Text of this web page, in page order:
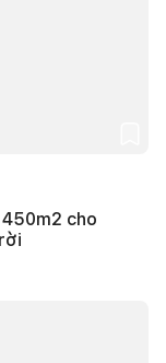
450m2 cho